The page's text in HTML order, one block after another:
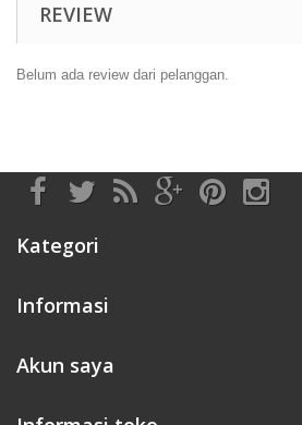
REVIEW
Belum ada review dari pelanggan.
Kategori
Informasi
Akun saya